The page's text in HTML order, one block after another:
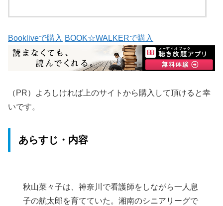
Bookliveで購入 BOOK☆WALKERで購入
（PR）よろしければ上のサイトから購入して頂けると幸
いです。
あらすじ・内容
秋山菜々子は、神奈川で看護師をしながら一人息
子の航太郎を育てていた。湘南のシニアリーグで